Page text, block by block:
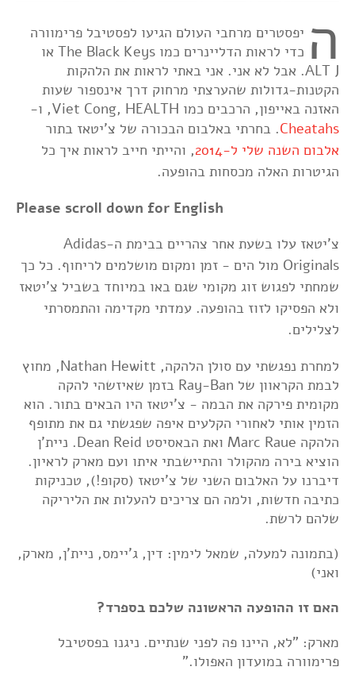
ה יפסטרים מרחבי העולם הגיעו לפסטיבל פרימוורה
כדי לראות הדליינרים כמו The Black Keys או
ALT J. אבל לא אני. אני באתי לראות את הלהקות
הקטנות-גדולות שהערצתי מרחוק דרך אינספור שעות
האזנה באייפון, הרכבים כמו Viet Cong, HEALTH, ו-
Cheatahs
. בחרתי באלבום הבכורה של צ'יטאז בתור
אלבום השנה שלי ל-2014
, והייתי חייב לראות איך כל
הגיטרות האלה מכסחות בהופעה.
Please scroll down for English
צ'יטאז עלו בשעת אחר צהריים בבימת ה-Adidas
Originals מול הים - זמן ומקום מושלמים לריחוף. כל כך
שמחתי לפגוש זוג מקומי שגם באו במיוחד בשביל צ'יטאז
ולא הפסיקו לזוז בהופעה. עמדתי מקדימה והתמסרתי
לצלילים.
למחרת נפגשתי עם סולן הלהקה, Nathan Hewitt, מחוץ
לבמת הקראוון של Ray-Ban בזמן שאיזשהי להקה
מקומית פירקה את הבמה - צ'יטאז היו הבאים בתור. הוא
הזמין אותי לאחורי הקלעים איפה שפגשתי גם את מתופף
הלהקה Marc Raue ואת הבאסיסט Dean Reid. ניית'ן
הוציא בירה מהקולר והתיישבתי איתו ועם מארק לראיון.
דיברנו על האלבום השני של צ'יטאז (סקופ!), טכניקות
כתיבה חדשות, ולמה הם צריכים להעלות את הליריקה
שלהם לרשת.
(בתמונה למעלה, שמאל לימין: דין, ג'יימס, ניית'ן, מארק,
ואני)
האם זו ההופעה הראשונה שלכם בספרד?
מארק: "לא, היינו פה לפני שנתיים. ניגנו בפסטיבל
פרימוורה במועדון האפולו."